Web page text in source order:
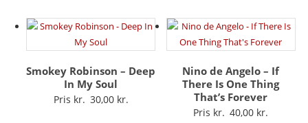
Smokey Robinson – Deep
In My Soul
Pris kr. 30,00
Nino de Angelo – If
There Is One Thing
That’s Forever
Pris kr. 40,00